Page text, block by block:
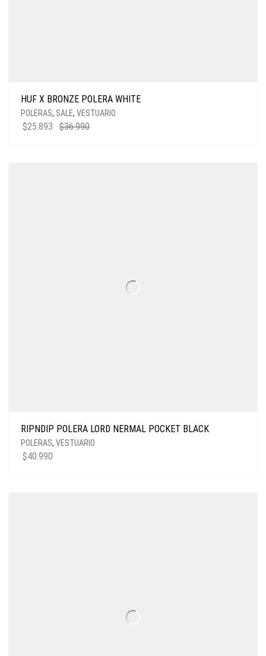
HUF X BRONZE POLERA WHITE
POLERAS, SALE, VESTUARIO
$36.990
$25.893
RIPNDIP POLERA LORD NERMAL POCKET BLACK
POLERAS, VESTUARIO
$40.990